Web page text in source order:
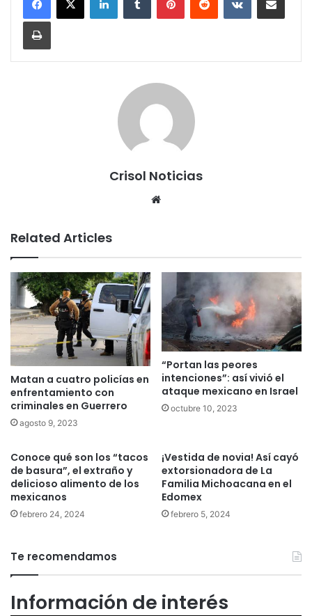
Crisol Noticias
Related Articles
Matan a cuatro policías en
enfrentamiento con
criminales en Guerrero
agosto 9, 2023
“Portan las peores
intenciones”: así vivió el
ataque mexicano en Israel
octubre 10, 2023
Conoce qué son los “tacos
de basura”, el extraño y
delicioso alimento de los
mexicanos
febrero 24, 2024
¡Vestida de novia! Así cayó
extorsionadora de La
Familia Michoacana en el
Edomex
febrero 5, 2024
Te recomendamos
Información de interés